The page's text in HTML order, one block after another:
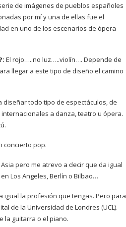
de imágenes de pueblos españoles
por mí y una de ellas fue el
en uno de los escenarios de ópera
El rojo…..no luz…..violín…. Depende de
llegar a este tipo de diseño el camino
diseñar todo tipo de espectáculos, de
a danza, teatro u ópera.
concierto pop.
pero me atrevo a decir que da igual
Los Angeles, Berlín o Bilbao…
igual la profesión que tengas. Pero para
de la Universidad de Londres (UCL).
la guitarra o el piano.